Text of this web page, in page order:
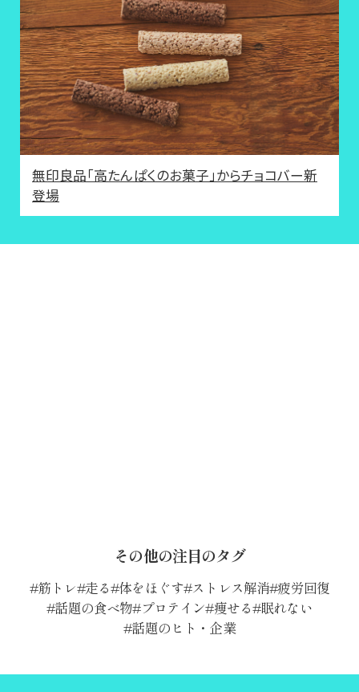
無印良品「高たんぱくのお菓子」からチョコバー新
登場
その他の注目のタグ
筋トレ 走る 体をほぐす ストレス解消 疲労回復
話題の食べ物 プロテイン 痩せる 眠れない
話題のヒト・企業